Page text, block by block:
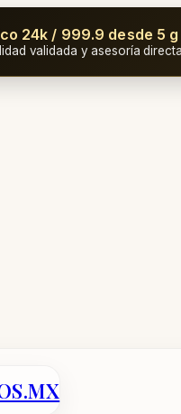
24k / 999.9 desde 5 g
validada y asesoría